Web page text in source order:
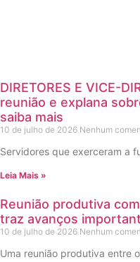
DIRETORES E VICE-
reunião e explana
saiba mais
10 de julho de 2026 Nenhum
Servidores que exerceram a
Leia Mais »
Reunião produtiva
traz avanços
10 de julho de 2026 Nenhum
Uma reunião produtiva entre